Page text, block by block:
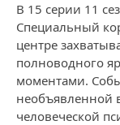
В 15 серии 11
Специальный
центре
полноводного
моментами.
необъявленной
человеческой